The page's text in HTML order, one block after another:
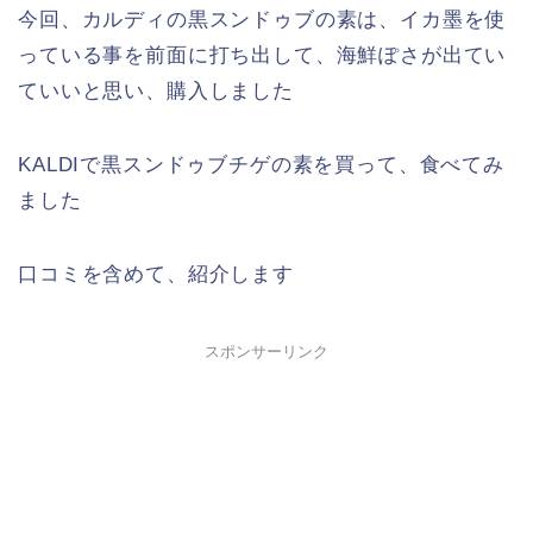
今回、カルディの黒スンドゥブの素は、イカ墨を使
っている事を前面に打ち出して、海鮮ぽさが出てい
ていいと思い、購入しました
KALDIで黒スンドゥブチゲの素を買って、食べてみ
ました
口コミを含めて、紹介します
スポンサーリンク